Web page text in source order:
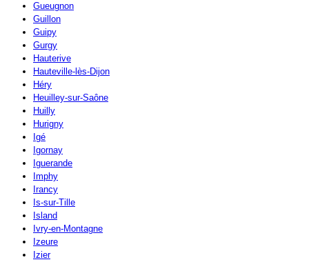
Gueugnon
Guillon
Guipy
Gurgy
Hauterive
Hauteville-lès-Dijon
Héry
Heuilley-sur-Saône
Huilly
Hurigny
Igé
Igornay
Iguerande
Imphy
Irancy
Is-sur-Tille
Island
Ivry-en-Montagne
Izeure
Izier